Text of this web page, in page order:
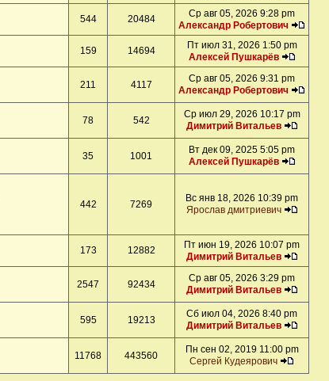
544 20484
Ср авг 05, 2026 9:28 pm
Александр Робертович
159 14694
Пт июл 31, 2026 1:50 pm
Алексей Пушкарёв
211 4117
Ср авг 05, 2026 9:31 pm
Александр Робертович
78 542
Ср июл 29, 2026 10:17 pm
Димитрий Витальев
35 1001
Вт дек 09, 2025 5:05 pm
Алексей Пушкарёв
442 7269
Вс янв 18, 2026 10:39 pm
Ярослав дмитриевич
173 12882
Пт июн 19, 2026 10:07 pm
Димитрий Витальев
2547 92434
Ср авг 05, 2026 3:29 pm
Димитрий Витальев
595 19213
Сб июл 04, 2026 8:40 pm
Димитрий Витальев
11768 443560
Пн сен 02, 2019 11:00 pm
Сергей Кудеярович